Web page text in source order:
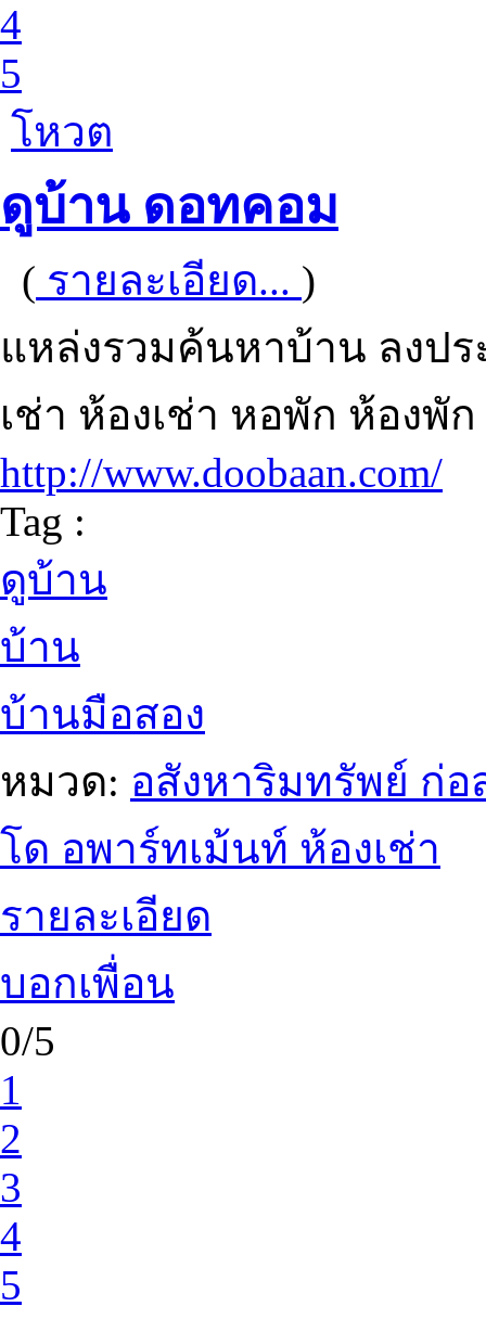
4
5
โหวต
ดูบ้าน ดอทคอม
( รายละเอียด... )
แหล่งรวมค้นหาบ้าน ลงป
เช่า ห้องเช่า หอพัก ห้องพั
http://www.doobaan.com/
Tag :
ดูบ้าน
บ้าน
บ้านมือสอง
หมวด: อสังหาริมทรัพย์ ก่
โด อพาร์ทเม้นท์ ห้องเช่า
รายละเอียด
บอกเพื่อน
0/5
1
2
3
4
5